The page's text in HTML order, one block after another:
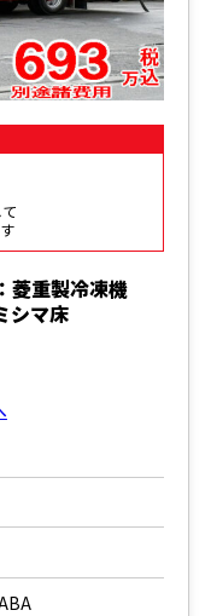
菱重製冷凍機
シマ床